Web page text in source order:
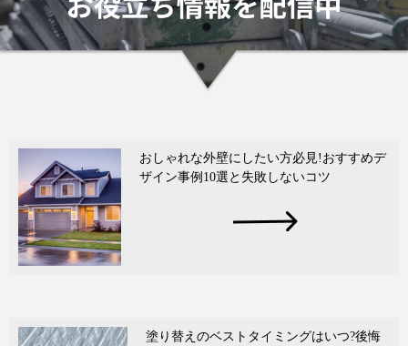
おしゃれな外壁にしたい方必見!おすすめデ
ザイン事例10選と失敗しないコツ
塗り替えのベストタイミングはいつ?後悔